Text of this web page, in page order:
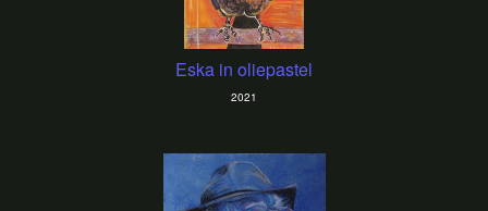
Eska in oliepastel
2021